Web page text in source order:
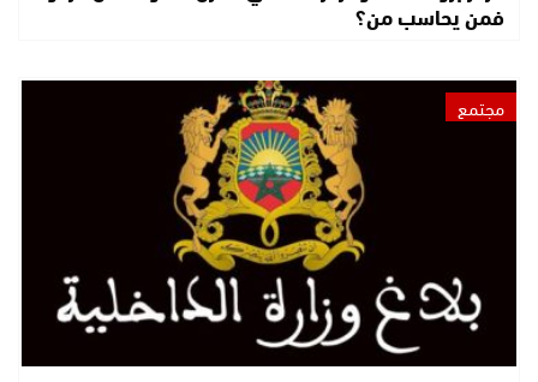
فمن يحاسب من؟
مجتمع